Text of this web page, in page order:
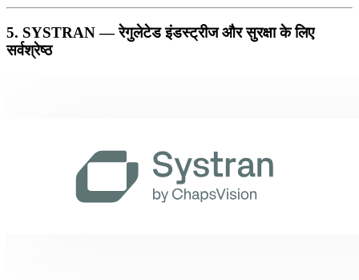
5. SYSTRAN — रेगुलेटेड इंडस्ट्रीज और सुरक्षा के लिए
सर्वश्रेष्ठ